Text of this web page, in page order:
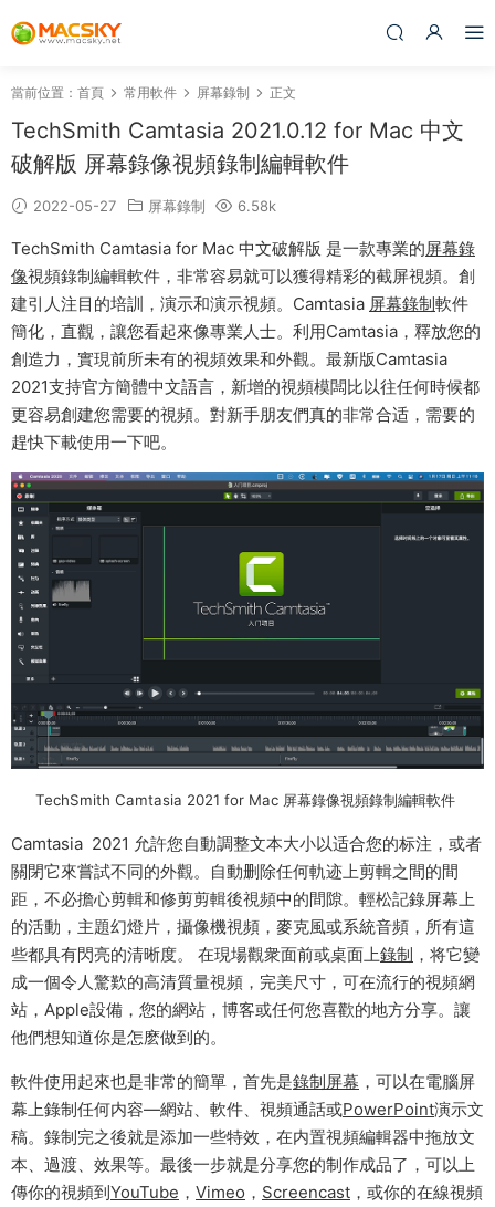
當前位置： 首頁 常用軟件 屏幕錄制 正文
TechSmith Camtasia 2021.0.12 for Mac 中文
破解版 屏幕錄像視頻錄制編輯軟件
2022-05-27 屏幕錄制 6.58k
TechSmith Camtasia for Mac 中文破解版 是一款專業的屏幕錄
像視頻錄制編輯軟件，非常容易就可以獲得精彩的截屏視頻。創
建引人注目的培訓，演示和演示視頻。Camtasia 屏幕錄制軟件
簡化，直觀，讓您看起來像專業人士。利用Camtasia，釋放您的
創造力，實現前所未有的視頻效果和外觀。最新版Camtasia
2021支持官方簡體中文語言，新增的視頻模闆比以往任何時候都
更容易創建您需要的視頻。對新手朋友們真的非常合适，需要的
趕快下載使用一下吧。
TechSmith Camtasia 2021 for Mac 屏幕錄像視頻錄制編輯軟件
Camtasia 2021 允許您自動調整文本大小以适合您的标注，或者
關閉它來嘗試不同的外觀。自動删除任何軌迹上剪輯之間的間
距，不必擔心剪輯和修剪剪輯後視頻中的間隙。輕松記錄屏幕上
的活動，主題幻燈片，攝像機視頻，麥克風或系統音頻，所有這
些都具有閃亮的清晰度。 在現場觀衆面前或桌面上錄制 ，将它變
成一個令人驚歎的高清質量視頻，完美尺寸，可在流行的視頻網
站，Apple設備，您的網站，博客或任何您喜歡的地方分享。讓
他們想知道你是怎麽做到的。
軟件使用起來也是非常的簡單，首先是錄制屏幕 ，可以在電腦屏
幕上錄制任何内容—網站、軟件、視頻通話或PowerPoint演示文
稿。錄制完之後就是添加一些特效，在内置視頻編輯器中拖放文
本、過渡、效果等。最後一步就是分享您的制作成品了，可以上
傳你的視頻到YouTube ， Vimeo ， Screencast ，或你的在線視頻